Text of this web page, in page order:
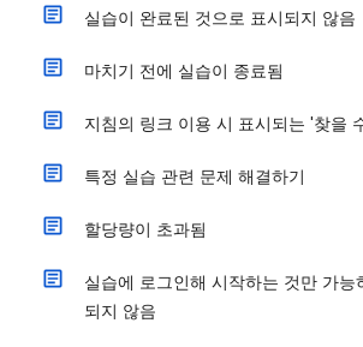
실습이 완료된 것으로 표시되지 않음
마치기 전에 실습이 종료됨
지침의 링크 이용 시 표시되는 '찾을
특정 실습 관련 문제 해결하기
할당량이 초과됨
실습에 로그인해 시작하는 것만 가능
되지 않음